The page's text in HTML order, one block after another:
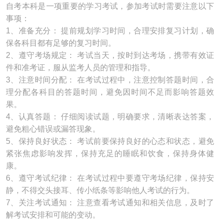
自考本科是一项重要的学习考试，参加考试时需要注意以下
事项：
1、准备充分： 提前规划学习时间，合理安排复习计划，确
保各科目都有足够的复习时间。
2、遵守考场规定： 考试当天，按时到达考场，携带有效证
件和准考证，服从监考人员的管理和指导。
3、注意时间分配： 在考试过程中，注意控制答题时间，合
理分配各科目的答题时间，避免因时间不足而影响答题效
果。
4、认真答题： 仔细阅读试题，明确要求，清晰表达答案，
避免粗心错误或漏答现象。
5、保持良好状态： 考试前要保持良好的心态和状态，避免
紧张焦虑影响发挥，保持充足的睡眠和饮食，保持身体健
康。
6、遵守考试纪律： 在考试过程中要遵守考场纪律，保持安
静，不得交头接耳、传小纸条等影响他人考试的行为。
7、关注考试通知： 注意查看考试通知和相关信息，及时了
解考试安排和可能的变动。